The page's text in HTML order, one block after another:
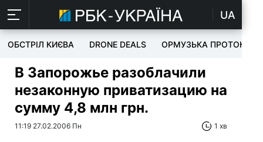
UA
ОБСТРІЛ КИЄВА DRONE DEALS ОРМУЗЬКА ПРОТОКА
В Запорожье разоблачили
незаконную приватизацию на
сумму 4,8 млн грн.
11:19 27.02.2006 Пн 1 хв